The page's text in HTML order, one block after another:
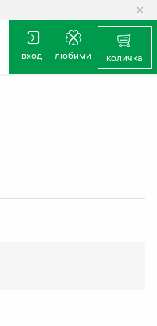
×
вход любими количка